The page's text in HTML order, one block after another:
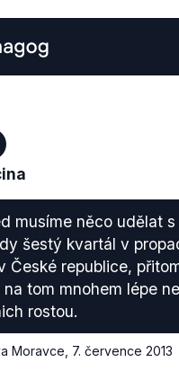
musíme něco udělat
šestý kvartál v
České republice,
na tom mnohem lépe
rostou.
Moravce 7. července 2013